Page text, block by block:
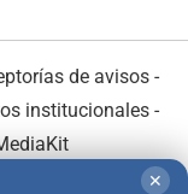
de avisos -
institucionales-
✕